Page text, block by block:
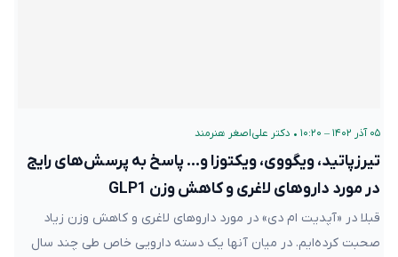
۰۵ آذر ۱۴۰۲ – ۱۰:۲۰ • دکتر علی‌اصغر هنرمند
تیرزپاتید، ویگووی، ویکتوزا و… پاسخ به پرسش‌های رایج
در مورد داروهای لاغری و کاهش وزن GLP1
قبلا در «آپدیت ام دی» در مورد داروهای لاغری و کاهش وزن زیاد
صحبت کرده‌ایم. در میان آنها یک دسته دارویی خاص طی چند سال